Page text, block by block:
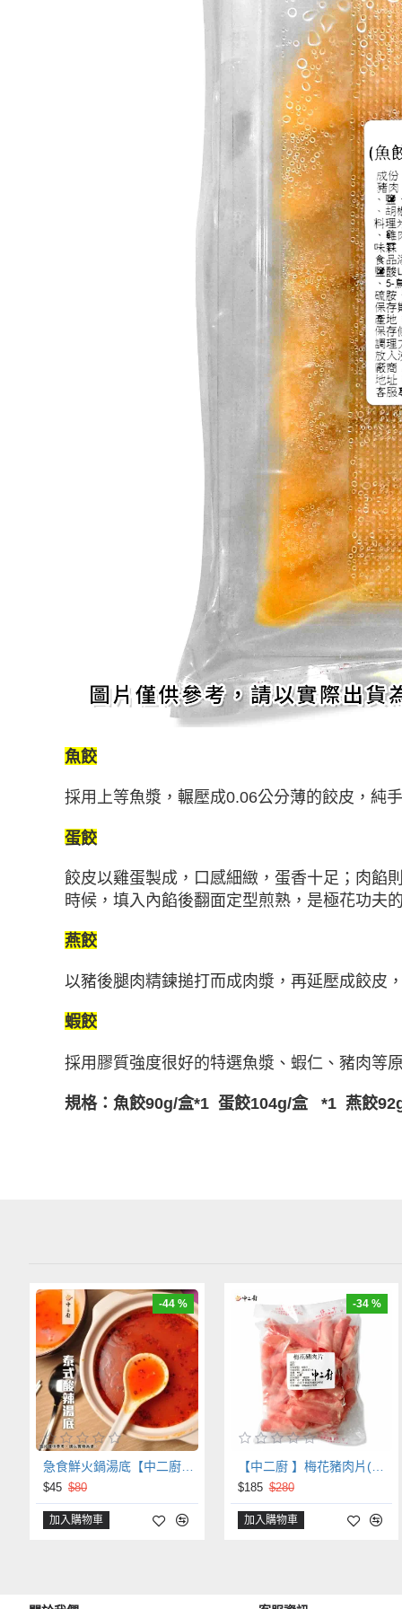
魚餃
採用上等魚漿，輾壓成0.06公分薄的餃皮，純
蛋餃
餃皮以雞蛋製成，口感細緻，蛋香十足； 肉餡
時候，填入內餡後翻面定型煎熟，是極花功夫
燕餃
以豬後腿肉精鍊搥打而成肉漿， 再延壓成餃皮
蝦餃
採用膠質強度很好的特選魚漿、蝦仁、豬肉等
規格： 魚餃90g/盒*1 蛋餃104g/盒*1 燕餃
-44 %
急食鮮火鍋湯底【中二廚】泰式酸辣火鍋湯底(250g/包)
$45 $80
加入購物車
-34 %
【中二廚 】梅花豬肉片(火鍋肉片) (600g/包)
$185 $280
加入購物車